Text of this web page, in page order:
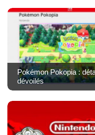
Pokémon Pokopia :
dévoilés